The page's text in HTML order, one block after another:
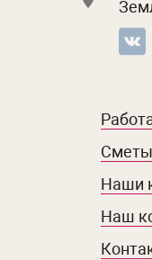
Наши
Наш